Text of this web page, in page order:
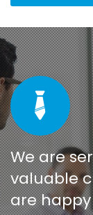
We are
valuable
are